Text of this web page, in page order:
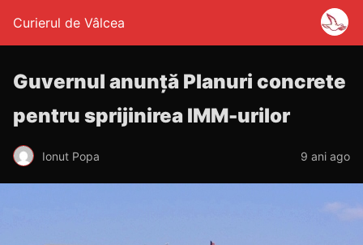
Curierul de Vâlcea
Guvernul anunță Planuri concrete
pentru sprijinirea IMM-urilor
Ionut Popa 9 ani ago